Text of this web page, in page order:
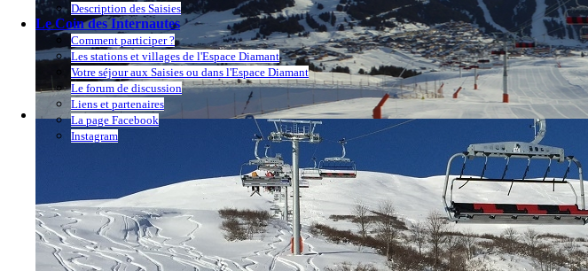
Description des Saisies
Le Coin des Internautes
Comment participer ?
Les stations et villages de l'Espace Diamant
Votre séjour aux Saisies ou dans l'Espace Diamant
Le forum de discussion
Liens et partenaires
La page Facebook
Instagram